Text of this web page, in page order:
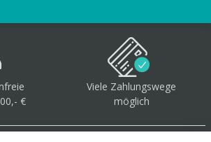
€
Viele Zahlungswege
möglich